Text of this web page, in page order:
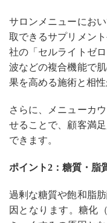
サロンメニューにお
取できるサプリメン
社の「セルライトゼ
波などの複合機能で
果を高める施術と相
さらに、メニューカ
せることで、顧客満
できます。
ポイント2：糖質・脂
過剰な糖質や飽和脂
因となります。糖化